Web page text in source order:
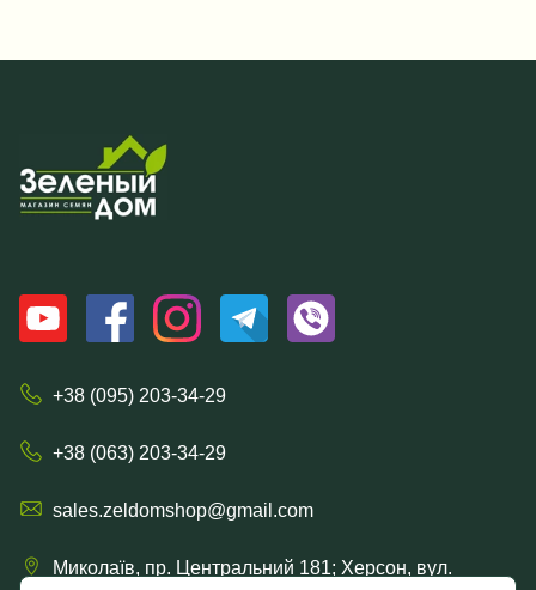
+38 (095) 203-34-29
+38 (063) 203-34-29
sales.zeldomshop@gmail.com
Миколаїв, пр. Центральний 181; Херсон, вул.